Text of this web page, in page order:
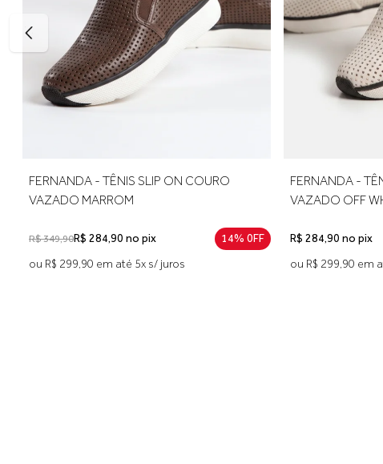
39 — aproximadamente 26 cm
Para escolher o tamanho ideal, meça seu pé do dedão até o
para um encaixe mais confortável. E, se precisar ajustar, a
FERNANDA - TÊNIS SLIP ON COURO
VAZADO MARROM
R$ 349,90R$ 284,90 no pix
14% 0FF
ou R$ 299,90 em até 5x s/ juros
FERNANDA -
VAZADO OFF
R$ 284,90 no pix
ou R$ 299,90 em